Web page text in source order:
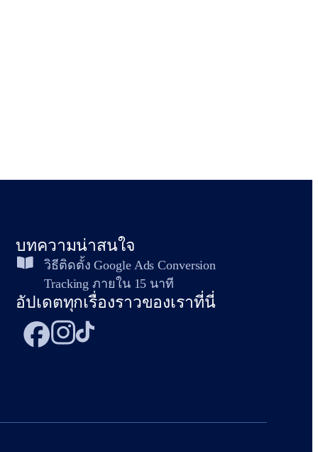
บทความน่าสนใจ
วิธีติดตั้ง Google Ads Conversion
Tracking ภายใน 15 นาที
อัปเดตทุกเรื่องราวของเราที่นี่